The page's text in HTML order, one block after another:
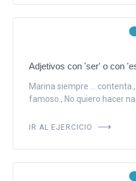
Adjetivos con 'ser' o con
Marina siempre ...
famoso., No quiero hacer
IR AL EJERCICIO